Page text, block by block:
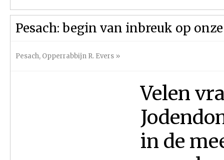
Pesach: begin van inbreuk op
Pesach, Opperrabbijn R. Evers »
Velen
in de